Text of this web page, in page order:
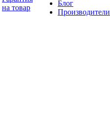
на товар
Блог
Производители